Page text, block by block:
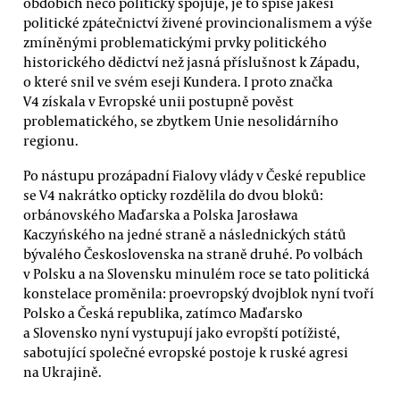
politické zpátečnictví živené provincionalismem a výše
zmíněnými problematickými prvky politického
historického dědictví než jasná příslušnost k Západu,
o které snil ve svém eseji Kundera. I proto značka
V4 získala v Evropské unii postupně pověst
problematického, se zbytkem Unie nesolidárního
regionu.
Po nástupu prozápadní Fialovy vlády v České republice
se V4 nakrátko opticky rozdělila do dvou bloků:
orbánovského Maďarska a Polska Jarosława
Kaczyńského na jedné straně a následnických států
bývalého Československa na straně druhé. Po volbách
v Polsku a na Slovensku minulém roce se tato politická
konstelace proměnila: proevropský dvojblok nyní tvoří
Polsko a Česká republika, zatímco Maďarsko
a Slovensko nyní vystupují jako evropští potížisté,
sabotující společné evropské postoje k ruské agresi
na Ukrajině.